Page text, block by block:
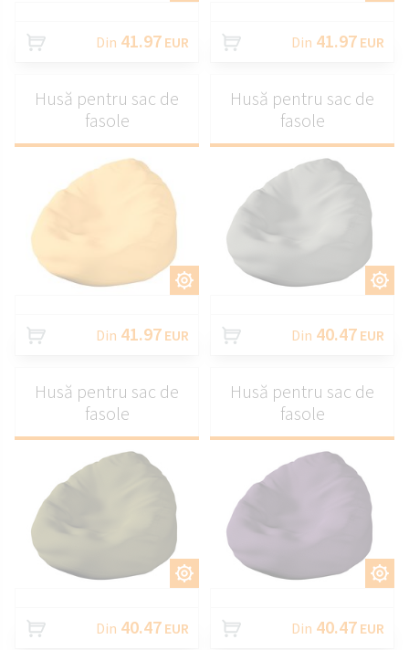
Din 41.97 EUR Din 41.97 EUR
PERSONALIZAȚI
Husă pentru sac de
fasole
Din 41.97 EUR
PERSONALIZAȚI
Husă pentru sac de
fasole
Din 40.47 EUR
PERSONALIZAȚI
Husă pentru sac de
fasole
Din 40.47 EUR
PERSONALIZAȚI
Husă pentru sac de
fasole
Din 40.47 EUR